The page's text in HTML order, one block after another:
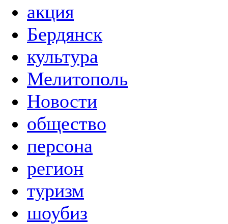
акция
Бердянск
культура
Мелитополь
Новости
общество
персона
регион
туризм
шоубиз